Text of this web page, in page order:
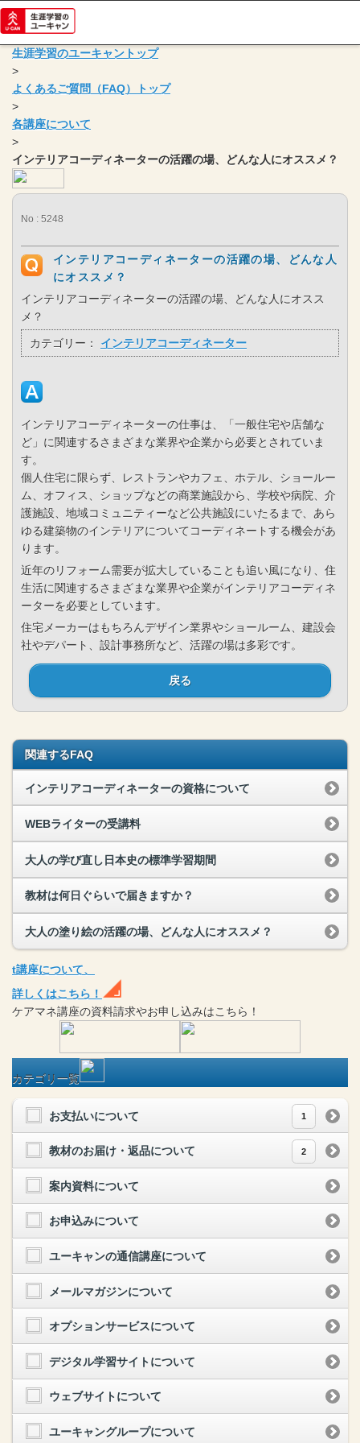
生涯学習のユーキャントップ
>
よくあるご質問（FAQ）トップ
>
各講座について
>
インテリアコーディネーターの活躍の場、どんな人にオススメ？
No : 5248
インテリアコーディネーターの活躍の場、どんな人
にオススメ？
インテリアコーディネーターの活躍の場、どんな人にオスス
メ？
カテゴリー： インテリアコーディネーター
インテリアコーディネーターの仕事は、「一般住宅や店舗な
ど」に関連するさまざまな業界や企業から必要とされていま
す。
個人住宅に限らず、レストランやカフェ、ホテル、ショールー
ム、オフィス、ショップなどの商業施設から、学校や病院、介
護施設、地域コミュニティーなど公共施設にいたるまで、あら
ゆる建築物のインテリアについてコーディネートする機会があ
ります。
近年のリフォーム需要が拡大していることも追い風になり、住
生活に関連するさまざまな業界や企業がインテリアコーディネ
ーターを必要としています。
住宅メーカーはもちろんデザイン業界やショールーム、建設会
社やデパート、設計事務所など、活躍の場は多彩です。
戻る
関連するFAQ
インテリアコーディネーターの資格について
WEBライターの受講料
大人の学び直し日本史の標準学習期間
教材は何日ぐらいで届きますか？
大人の塗り絵の活躍の場、どんな人にオススメ？
t講座について、
詳しくはこちら！
ケアマネ講座の資料請求やお申し込みはこちら！
カテゴリ一覧
お支払いについて 1
教材のお届け・返品について 2
案内資料について
お申込みについて
ユーキャンの通信講座について
メールマガジンについて
オプションサービスについて
デジタル学習サイトについて
ウェブサイトについて
ユーキャングループについて